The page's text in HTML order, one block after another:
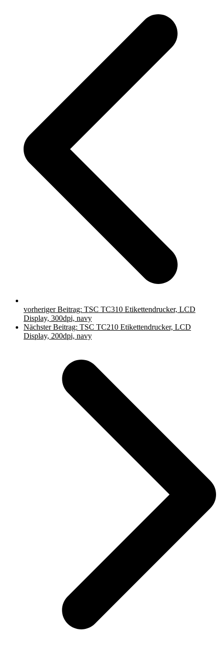
vorheriger Beitrag: TSC TC310 Etikettendrucker, LCD
Display, 300dpi, navy
Nächster Beitrag: TSC TC210 Etikettendrucker, LCD
Display, 200dpi, navy